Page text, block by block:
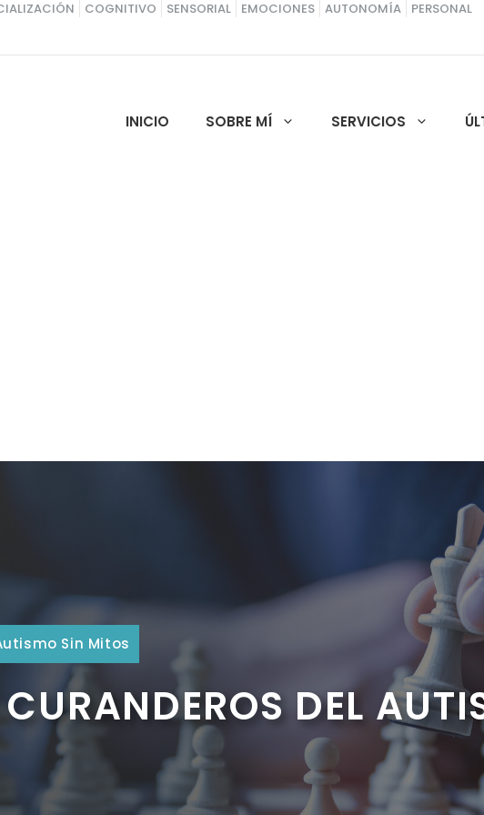
COGNITIVO SENSORIAL EMOCIONES AUTONOMÍA PERSONAL
INICIO SOBRE MÍ SERVICIOS
Sin Mitos
DEL